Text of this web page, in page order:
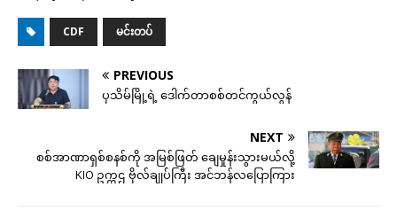
CDF မင်းတပ်
PREVIOUS
ပုသိမ်မြို့ရဲ့ ဒေါက်တာစစ်တင်ကွယ်လွန်
NEXT
စစ်အာဏာရှစ်စနစ်ကို အမြစ်ဖြတ် ချေမှုန်းသွားမယ်လို့
KIO ဥက္ကဌ ဗိုလ်ချုပ်ကြီး အင်ဘန်လပြောကြား